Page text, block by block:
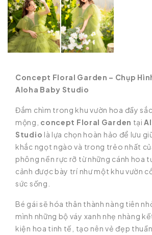
Concept Floral Garden – Chụp
Aloha Baby Studio
Đắm chìm trong khu vườn hoa đầy
mộng, concept Floral Garden tại
Studio là lựa chọn hoàn hảo để lưu
khắc ngọt ngào và trong trẻo nhất
phông nền rực rỡ từ những cánh hoa
cảnh được bày trí như một khu vườn
sức sống.
Bé gái sẽ hóa thân thành nàng tiên
mình những bộ váy xanh nhẹ nhàng
kiện hoa tinh tế, tạo nên vẻ đẹp